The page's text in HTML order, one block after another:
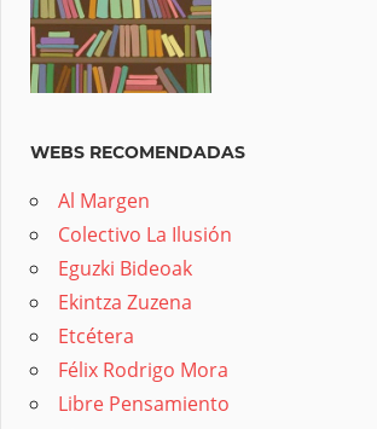
WEBS RECOMENDADAS
Al Margen
Colectivo La Ilusión
Eguzki Bideoak
Ekintza Zuzena
Etcétera
Félix Rodrigo Mora
Libre Pensamiento